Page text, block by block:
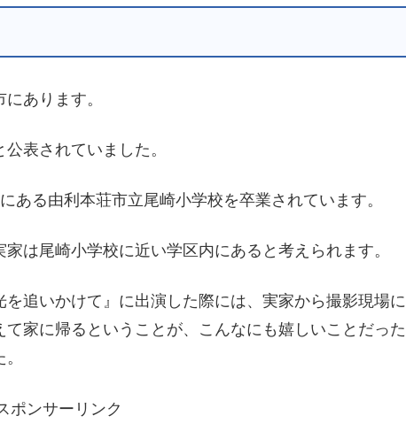
あります。
表されていました。
ある由利本荘市立尾崎小学校を卒業されています。
は尾崎小学校に近い学区内にあると考えられます。
追いかけて』に出演した際には、実家から撮影現場に
家に帰るということが、こんなにも嬉しいことだった
ポンサーリンク